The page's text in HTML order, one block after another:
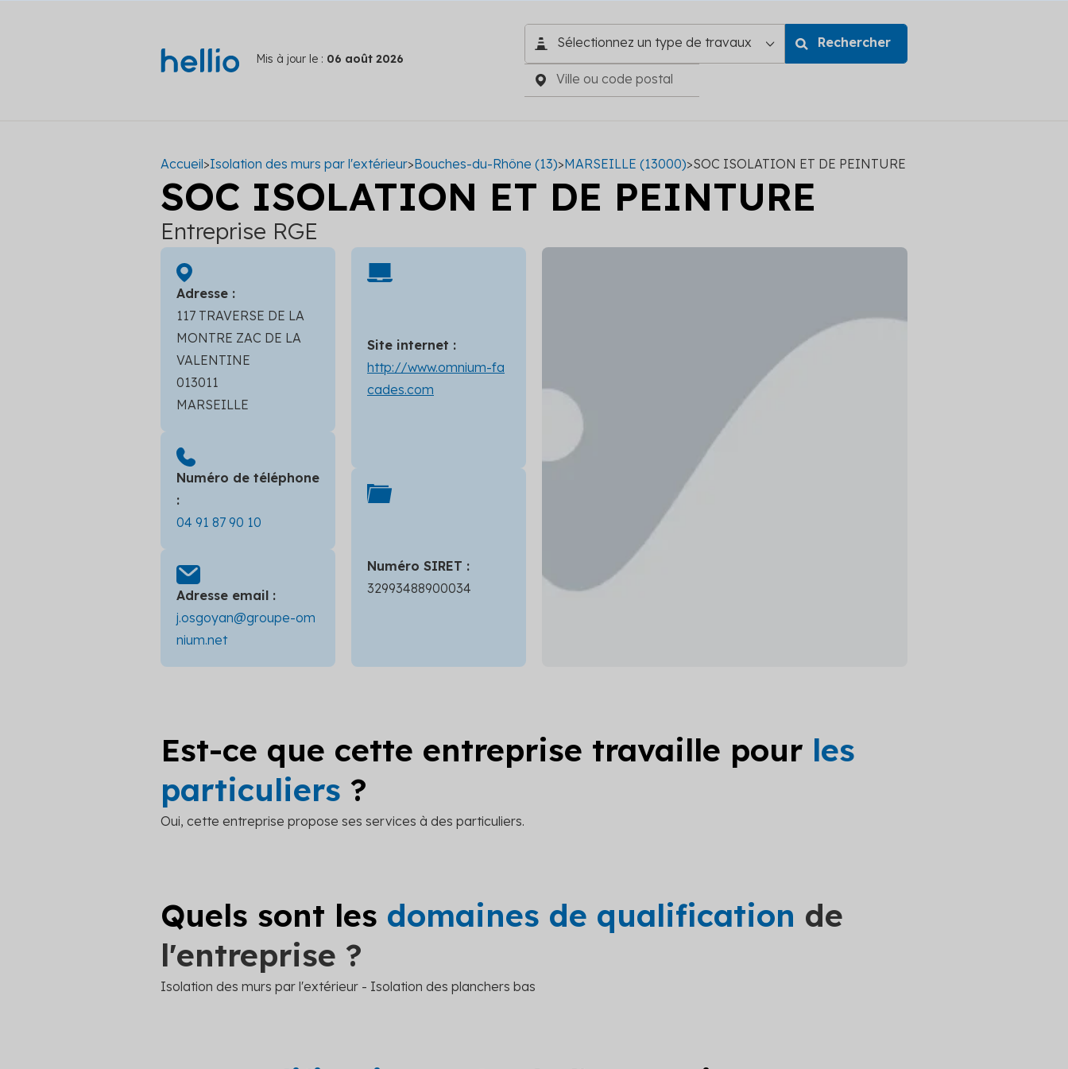
Mis à jour le : 06 août 2026
Accueil>Isolation des murs par l'extérieur>Bouches-du-Rhône (13)>MARSEILLE (13000)>SOC ISOLATION ET DE PEINTURE
SOC ISOLATION ET DE PEINTURE
Entreprise RGE
Adresse :
117 TRAVERSE DE LA
MONTRE ZAC DE LA
VALENTINE
013011
MARSEILLE
Numéro de téléphone
:
04 91 87 90 10
Adresse email :
j.osgoyan@groupe-om
nium.net
Site internet :
http://www.omnium-fa
cades.com
Numéro SIRET :
32993488900034
Est-ce que cette entreprise travaille pour les
particuliers ?
Oui, cette entreprise propose ses services à des particuliers.
Quels sont les domaines de qualification de
l'entreprise ?
Isolation des murs par l'extérieur - Isolation des planchers bas